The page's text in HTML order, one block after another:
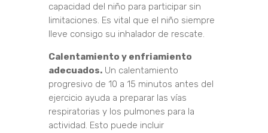
capacidad del niño para participar sin
limitaciones. Es vital que el niño siempre
lleve consigo su inhalador de rescate.
Calentamiento y enfriamiento
adecuados.Un calentamiento
progresivo de 10 a 15 minutos antes del
ejercicio ayuda a preparar las vías
respiratorias y los pulmones para la
actividad. Esto puede incluir